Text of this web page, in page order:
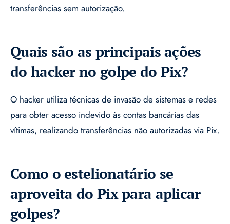
transferências sem autorização.
Quais são as principais ações
do hacker no golpe do Pix?
O hacker utiliza técnicas de invasão de sistemas e redes
para obter acesso indevido às contas bancárias das
vítimas, realizando transferências não autorizadas via Pix.
Como o estelionatário se
aproveita do Pix para aplicar
golpes?